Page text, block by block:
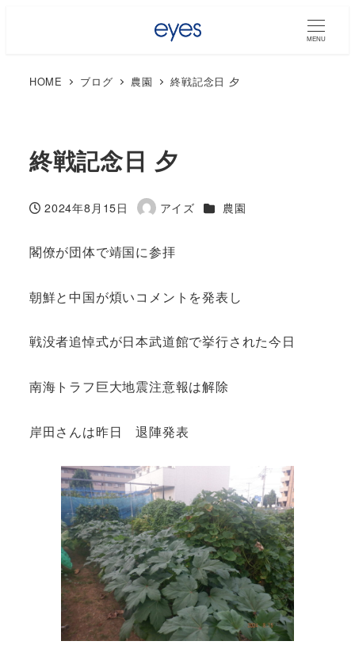
MENU
HOME ブログ 農園 終戦記念日 夕
終戦記念日 夕
投稿日
2024年8月15日
著
アイズ カテゴリー
農園
閣僚が団体で靖国に参拝
朝鮮と中国が煩いコメントを発表し
戦没者追悼式が日本武道館で挙行された今日
南海トラフ巨大地震注意報は解除
岸田さんは昨日 退陣発表